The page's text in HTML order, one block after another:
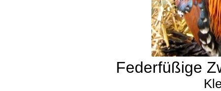
Federfüßige